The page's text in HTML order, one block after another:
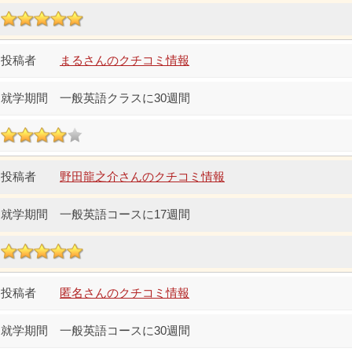
まるさんのクチコミ情報
一般英語クラスに30週間
野田龍之介さんのクチコミ情報
一般英語コースに17週間
匿名さんのクチコミ情報
一般英語コースに30週間